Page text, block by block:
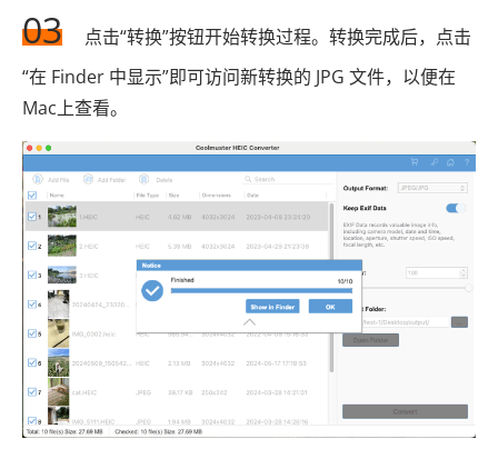
03
点击“转换”按钮开始转换过程。转换完成后，点击
“在 Finder 中显示”即可访问新转换的 JPG 文件，以便在
Mac上查看。